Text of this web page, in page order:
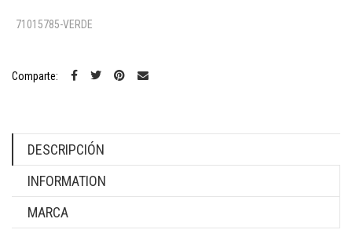
71015785-VERDE
Comparte:
DESCRIPCIÓN
INFORMATION
MARCA